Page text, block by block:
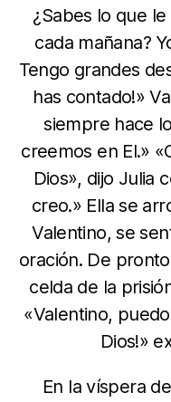
¿Sabes lo que
cada mañana?
Tengo grandes
has contado!»
siempre hace
creemos en El.»
Dios», dijo Julia
creo.» Ella se
Valentino, se
oración. De
celda de la
«Valentino,
Dios!»
En la víspera